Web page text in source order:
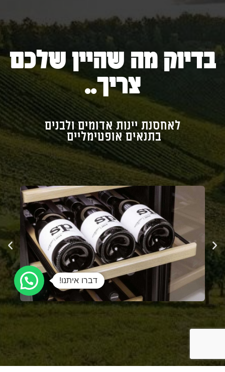
בדיוק מה שהיין שלכם
צריך..
לאחסנת יינות אדומים ולבנים
בתנאים אופטימליים
דברו איתנו!